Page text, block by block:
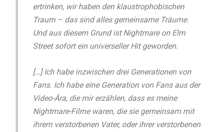
ertrinken, wir haben den klaustrophobischen
Traum – das sind alles gemeinsame Träume.
Und aus diesem Grund ist Nightmare on Elm
Street sofort ein universeller Hit geworden.
[…] Ich habe inzwischen drei Generationen von
Fans. Ich habe eine Generation von Fans aus der
Video-Ära, die mir erzählen, dass es meine
Nightmare-Filme waren, die sie gemeinsam mit
ihrem verstorbenen Vater, oder ihrer verstorbenen